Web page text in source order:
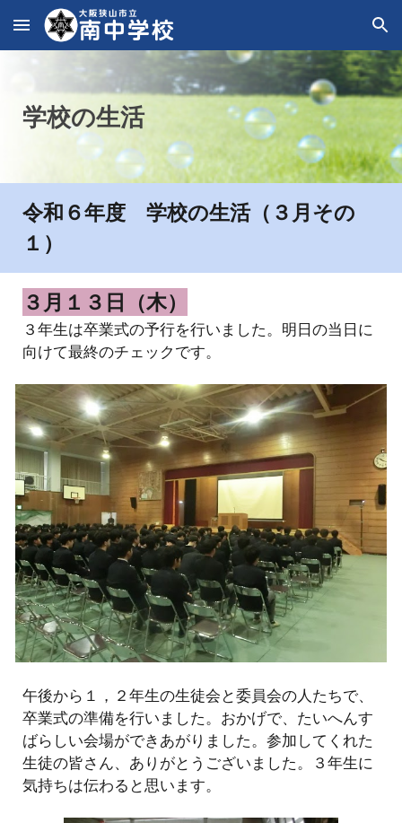
Skip to main content Skip to navigation
学校の生活
令和６年度 学校の生活（ ３ 月その
１ ）
３ 月 １３ 日（木）
３年生は卒業式の予行を行いました。明日の当日に
向けて最終のチェックです。
午後から１，２年生の生徒会と委員会の人たちで、
卒業式の準備を行いました。おかげで、たいへんす
ばらしい会場ができあがりました。参加してくれた
生徒の皆さん、ありがとうございました。３年生に
気持ちは伝わると思います。